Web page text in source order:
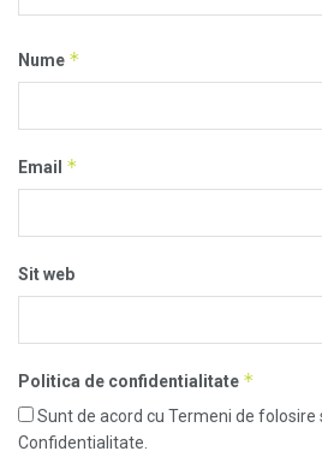
Nume *
Email *
Sit web
Politica de confidentialitate *
Sunt de acord cu Termeni de folosire
Confidentialitate.